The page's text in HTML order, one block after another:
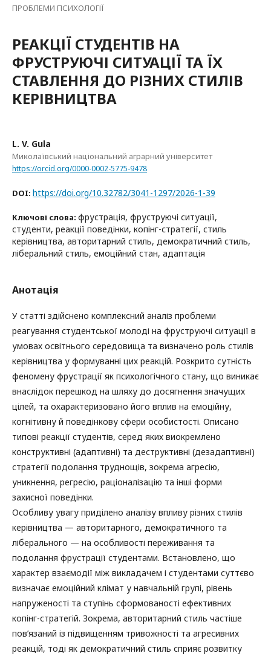
ПРОБЛЕМИ ПСИХОЛОГІЇ
РЕАКЦІЇ СТУДЕНТІВ НА
ФРУСТРУЮЧІ СИТУАЦІЇ ТА ЇХ
СТАВЛЕННЯ ДО РІЗНИХ СТИЛІВ
КЕРІВНИЦТВА
L. V. Gula
Миколаївський національний аграрний університет
https://orcid.org/0000-0002-5775-9478
DOI: https://doi.org/10.32782/3041-1297/2026-1-39
Ключові слова: фрустрація, фруструючі ситуації,
студенти, реакції поведінки, копінг-стратегії, стиль
керівництва, авторитарний стиль, демократичний стиль,
ліберальний стиль, емоційний стан, адаптація
Анотація
У статті здійснено комплексний аналіз проблеми
реагування студентської молоді на фруструючі ситуації в
умовах освітнього середовища та визначено роль стилів
керівництва у формуванні цих реакцій. Розкрито сутність
феномену фрустрації як психологічного стану, що виникає
внаслідок перешкод на шляху до досягнення значущих
цілей, та охарактеризовано його вплив на емоційну,
когнітивну й поведінкову сфери особистості. Описано
типові реакції студентів, серед яких виокремлено
конструктивні (адаптивні) та деструктивні (дезадаптивні)
стратегії подолання труднощів, зокрема агресію,
уникнення, регресію, раціоналізацію та інші форми
захисної поведінки.
Особливу увагу приділено аналізу впливу різних стилів
керівництва — авторитарного, демократичного та
ліберального — на особливості переживання та
подолання фрустрації студентами. Встановлено, що
характер взаємодії між викладачем і студентами суттєво
визначає емоційний клімат у навчальній групі, рівень
напруженості та ступінь сформованості ефективних
копінг-стратегій. Зокрема, авторитарний стиль частіше
пов’язаний із підвищенням тривожності та агресивних
реакцій, тоді як демократичний стиль сприяє розвитку